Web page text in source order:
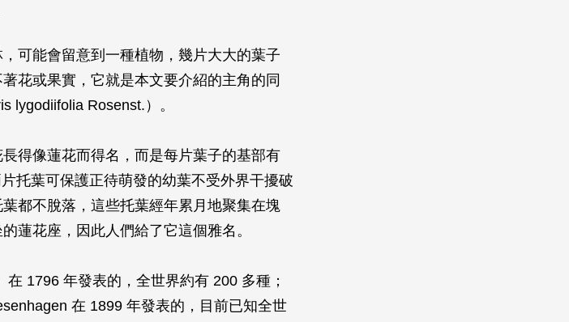
可能會留意到一種植物，幾片大大的葉子
花或果實，它就是本文要介紹的主角的同
lygodiifolia Rosenst.）。
得像蓮花而得名，而是每片葉子的基部有
托葉可保護正待萌發的幼葉不受外界干擾破
都不脫落，這些托葉經年累月地聚集在塊
蓮花座，因此人們給了它這個雅名。
在 1796 年發表的，全世界約有 200 多種；
在 1899 年發表的，目前已知全世